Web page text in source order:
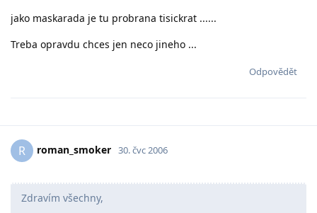
jako maskarada je tu probrana tisickrat ......
Treba opravdu chces jen neco jineho ...
Odpovědět
R roman_smoker 30. čvc 2006
Zdravím všechny,